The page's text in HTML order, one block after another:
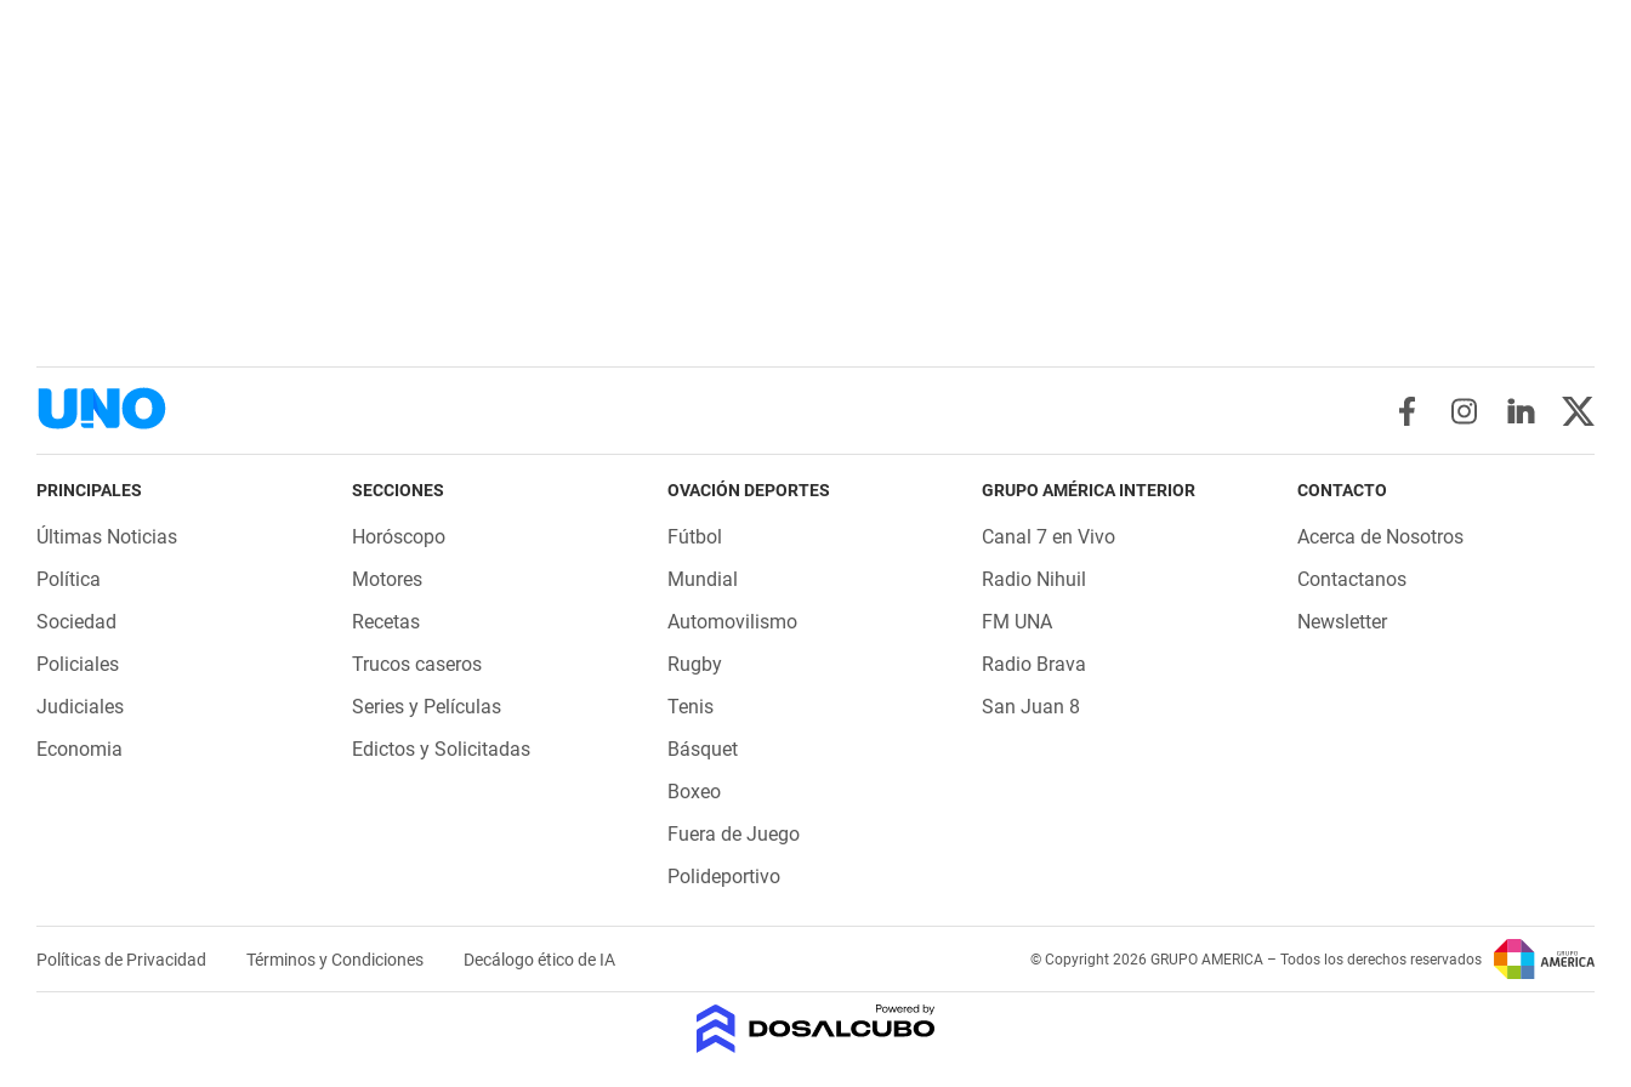
PRINCIPALES
Últimas Noticias
Política
Sociedad
Policiales
Judiciales
Economia
SECCIONES
Horóscopo
Motores
Recetas
Trucos caseros
Series y Películas
Edictos y Solicitadas
OVACIÓN DEPORTES
Fútbol
Mundial
Automovilismo
Rugby
Tenis
Básquet
Boxeo
Fuera de Juego
Polideportivo
GRUPO AMÉRICA INTERIOR
Canal 7 en Vivo
Radio Nihuil
FM UNA
Radio Brava
San Juan 8
CONTACTO
Acerca de Nosotros
Contactanos
Newsletter
Políticas de Privacidad Términos y Condiciones Decálogo ético de IA © Copyright 2026 GRUPO AMERICA – Todos los derechos reservados